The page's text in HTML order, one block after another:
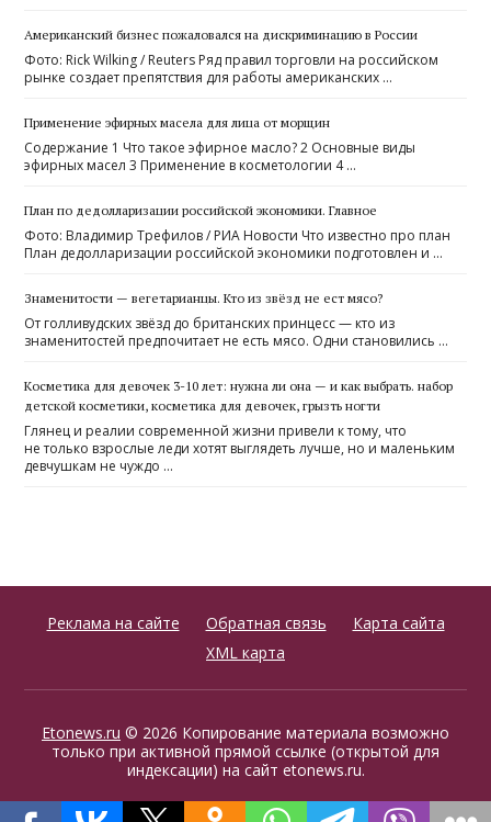
Американский бизнес пожаловался на дискриминацию в России
Фото: Rick Wilking / Reuters Ряд правил торговли на российском
рынке создает препятствия для работы американских …
Применение эфирных масела для лица от морщин
Содержание 1 Что такое эфирное масло? 2 Основные виды
эфирных масел 3 Применение в косметологии 4 …
План по дедолларизации российской экономики. Главное
Фото: Владимир Трефилов / РИА Новости Что известно про план ​
План дедолларизации российской экономики подготовлен и …
Знаменитости — вегетарианцы. Кто из звёзд не ест мясо?
От голливудских звёзд до британских принцесс — кто из
знаменитостей предпочитает не есть мясо. Одни становились …
Косметика для девочек 3-10 лет: нужна ли она — и как выбрать. набор
детской косметики, косметика для девочек, грызть ногти
Глянец и реалии современной жизни привели к тому, что
не только взрослые леди хотят выглядеть лучше, но и маленьким
девчушкам не чуждо …
Реклама на сайте Обратная связь
Карта сайта
XML карта
Etonews.ru © 2026 Копирование материала возможно
только при активной прямой ссылке (открытой для
индексации) на сайт etonews.ru.